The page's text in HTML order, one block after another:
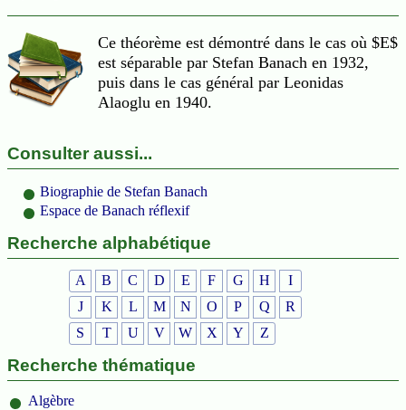
Ce théorème est démontré dans le cas où $E$
est séparable par Stefan Banach en 1932,
puis dans le cas général par Leonidas
Alaoglu en 1940.
Consulter aussi...
Biographie de Stefan Banach
Espace de Banach réflexif
Recherche alphabétique
A B C D E F G H
I
J
K L M N O P Q
R
S
T U V W X Y Z
Recherche thématique
Algèbre